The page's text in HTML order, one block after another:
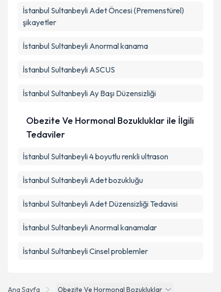
Ana Sayfa
Obezite Ve Hormonal Bozukluklar
İstanbul Sultanbeyli Adet Öncesi (Premenstürel)
şikayetler
İstanbul Sultanbeyli Anormal kanama
İstanbul Sultanbeyli ASCUS
İstanbul Sultanbeyli Ay Başı Düzensizliği
Obezite Ve Hormonal Bozukluklar ile İlgili
Tedaviler
İstanbul Sultanbeyli 4 boyutlu renkli ultrason
İstanbul Sultanbeyli Adet bozukluğu
İstanbul Sultanbeyli Adet Düzensizliği Tedavisi
İstanbul Sultanbeyli Anormal kanamalar
İstanbul Sultanbeyli Cinsel problemler